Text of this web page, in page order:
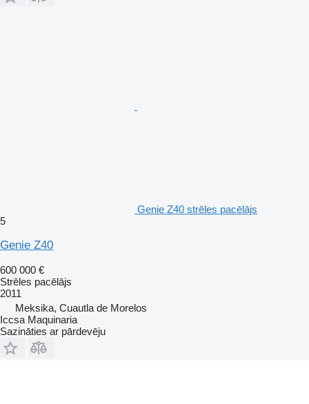
Genie Z40 strēles pacēlājs
5
Genie Z40
600 000 €
Strēles pacēlājs
2011
Meksika, Cuautla de Morelos
Iccsa Maquinaria
Sazināties ar pārdevēju